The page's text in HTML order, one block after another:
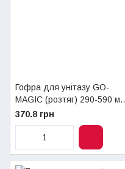
Гофра для унітазу GO-
MAGIC (розтяг) 290-590 мм
Go-Plast
370.8 грн